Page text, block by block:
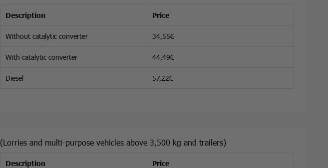
Description Price
Without catalytic converter 34,55€
With catalytic converter 44,49€
Diesel 57,22€
(Lorries and multi-purpose vehicles above 3,500 kg and trailers)
Description Price